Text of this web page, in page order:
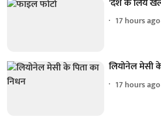
17 hours ago
लियोनेल मेसी
17 hours ago